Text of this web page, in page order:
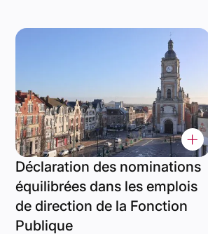
Déclaration des nominations
équilibrées dans les emplois
de direction de la Fonction
Publique